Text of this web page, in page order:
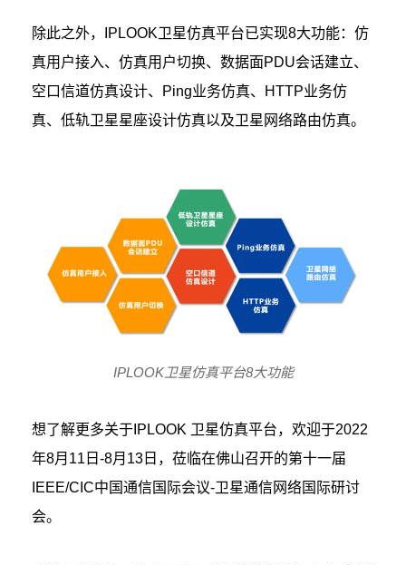
除此之外，IPLOOK卫星仿真平台已实现8大功能：仿
真用户接入、仿真用户切换、数据面PDU会话建立、
空口信道仿真设计、Ping业务仿真、HTTP业务仿
真、低轨卫星星座设计仿真以及卫星网络路由仿真。
IPLOOK卫星仿真平台8大功能
想了解更多关于IPLOOK 卫星仿真平台，欢迎于2022
年8月11日-8月13日，莅临在佛山召开的第十一届
IEEE/CIC中国通信国际会议-卫星通信网络国际研讨
会。